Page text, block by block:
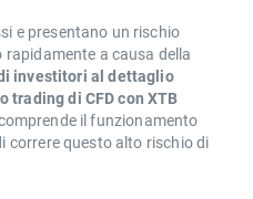
e presentano un rischio
a causa della
investitori al dettaglio
trading di CFD con XTB
il funzionamento
correre questo alto rischio di